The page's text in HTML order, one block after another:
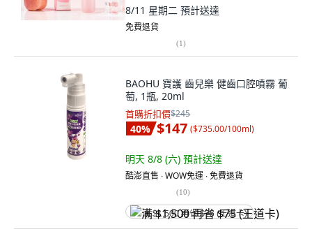
8/11 星期二 預計送達
免費退貨
(1)
BAOHU 寶護 齒兒樂 健齒口腔噴霧 葡
萄, 1瓶, 20ml
首購折扣價$245
40% $147 ($735.00/100ml)
明天 8/8 (六) 預計送達
酷澎直售 ∙ WOW免運 ∙ 免費退貨
(10)
满 $1,500 再省 $75 (王道卡)